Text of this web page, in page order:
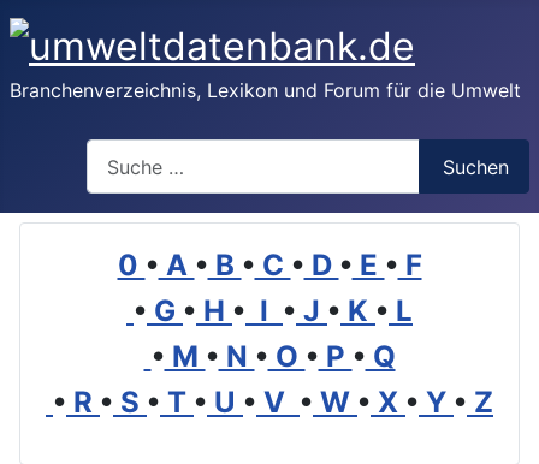
Branchenverzeichnis, Lexikon und Forum für die Umwelt
Suchen
0 • A • B • C • D • E • F
• G • H • I • J • K • L
• M • N • O • P • Q
• R • S • T • U • V • W • X • Y • Z